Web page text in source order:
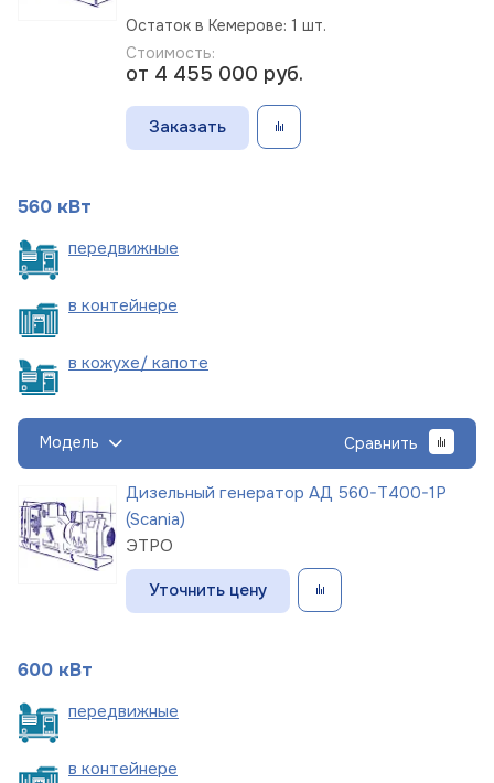
Остаток в Кемерове: 1 шт.
Стоимость:
от 4 455 000 руб.
Заказать
560 кВт
передвижные
в контейнере
в кожухе/ капоте
Модель Сравнить
Дизельный генератор АД 560-Т400-1Р
(Scania)
ЭТРО
Уточнить цену
600 кВт
передвижные
в контейнере